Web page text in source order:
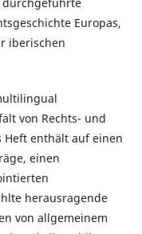
Europas,
iberischen
von Rechts- und
Heft enthält auf einen
einen
herausragende
von allgemeinem